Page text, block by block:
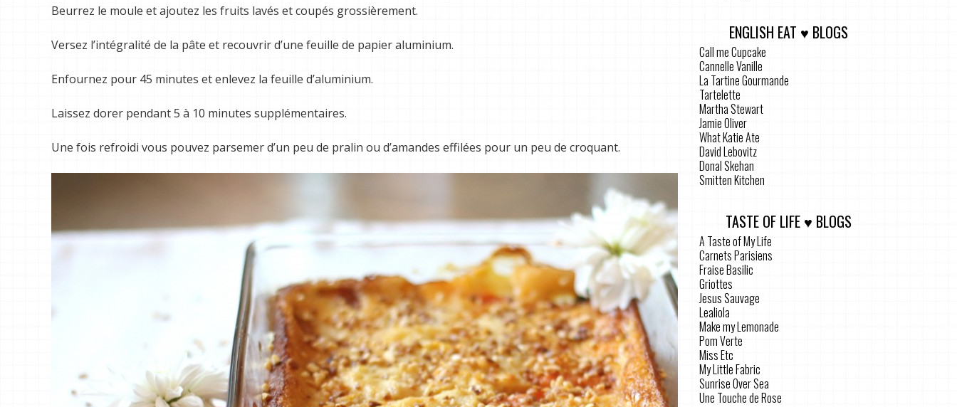
Beurrez le moule et ajoutez les fruits lavés et coupés grossièrement.
Versez l’intégralité de la pâte et recouvrir d’une feuille de papier aluminium.
Enfournez pour 45 minutes et enlevez la feuille d’aluminium.
Laissez dorer pendant 5 à 10 minutes supplémentaires.
Une fois refroidi vous pouvez parsemer d’un peu de pralin ou d’amandes effilées pour un peu de croquant.
ENGLISH EAT ♥ BLOGS
Call me Cupcake
Cannelle Vanille
La Tartine Gourmande
Tartelette
Martha Stewart
Jamie Oliver
What Katie Ate
David Lebovitz
Donal Skehan
Smitten Kitchen
TASTE OF LIFE ♥ BLOGS
A Taste of My Life
Carnets Parisiens
Fraise Basilic
Griottes
Jesus Sauvage
Lealiola
Make my Lemonade
Pom Verte
Miss Etc
My Little Fabric
Sunrise Over Sea
Une Touche de Rose